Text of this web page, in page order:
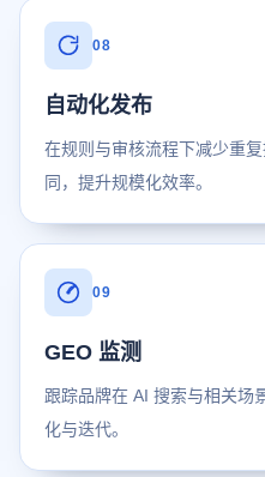
08
自动化发布
在规则与审核流程下减少重
同，提升规模化效率。
09
GEO 监测
跟踪品牌在 AI 搜索与相关场
化与迭代。